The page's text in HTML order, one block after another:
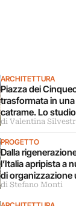
ARCHITETTURA
Piazza dei
trasformata in
catrame. Lo
disconosce il
di Valentina
PROGETTO
Dalla
l’Italia apripista a
di organizzazione
di Stefano Monti